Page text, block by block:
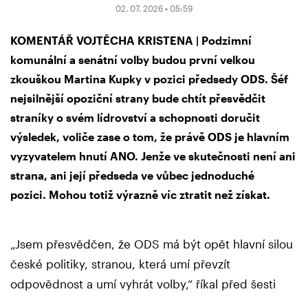
02. 07. 2026 • 05:59
KOMENTÁŘ VOJTĚCHA KRISTENA | Podzimní
komunální a senátní volby budou první velkou
zkouškou Martina Kupky v pozici předsedy ODS. Šéf
nejsilnější opoziční strany bude chtít přesvědčit
straníky o svém lídrovství a schopnosti doručit
výsledek, voliče zase o tom, že právě ODS je hlavním
vyzyvatelem hnutí ANO. Jenže ve skutečnosti není ani
strana, ani její předseda ve vůbec jednoduché
pozici. Mohou totiž výrazně víc ztratit než získat.
„Jsem přesvědčen, že ODS má být opět hlavní silou
české politiky, stranou, která umí převzít
odpovědnost a umí vyhrát volby,“ říkal před šesti